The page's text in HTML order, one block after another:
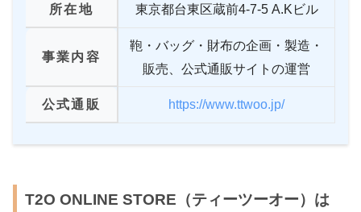
所在地 東京都台東区蔵前4-7-5 A.Kビル
事業内容
鞄・バッグ・財布の企画・製造・
販売、公式通販サイトの運営
公式通販 https://www.ttwoo.jp/
T2O ONLINE STORE（ティーツーオー）は